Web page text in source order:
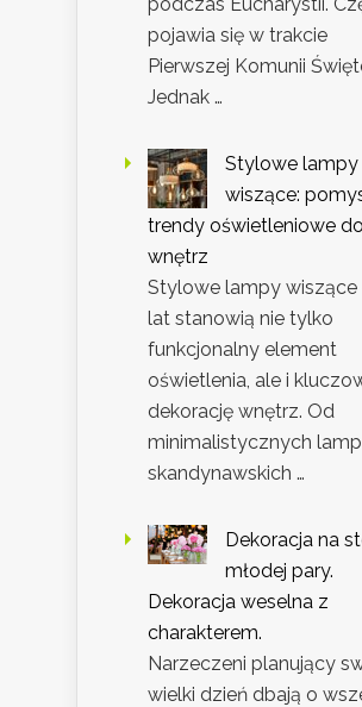
pojawia się w trakcie
Pierwszej Komunii
Jednak …
Stylowe lampy
wiszące:
trendy oświetleniowe do
wnętrz
Stylowe lampy wiszące
lat stanowią nie tylko
funkcjonalny element
oświetlenia, ale i
dekorację wnętrz. Od
minimalistycznych lamp
skandynawskich …
Dekoracja na
młodej pary.
Dekoracja weselna z
charakterem.
Narzeczeni planujący
wielki dzień dbają o